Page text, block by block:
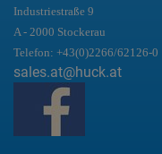
Industriestraße 9
A - 2000 Stockerau
Telefon: +43(0)2266/62126-0
sales.at@huck.at